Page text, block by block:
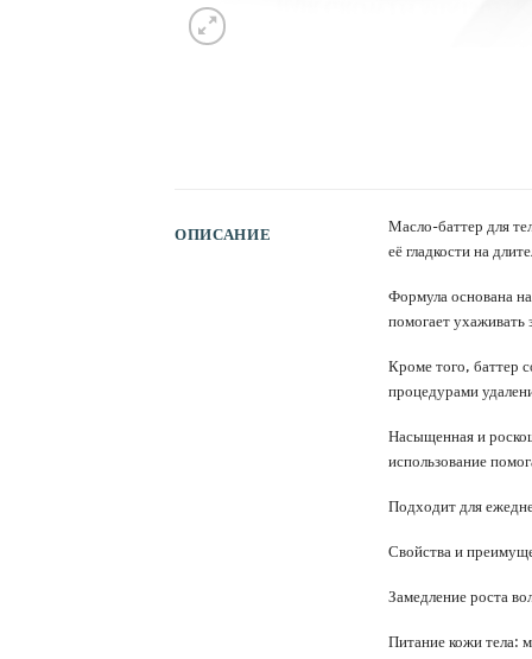
ОПИСАНИЕ
Масло-баттер для
её гладкости на
Формула основана
помогает ухаживать
Кроме того, баттер
процедурами
Насыщенная и
использование
Подходит для
Свойства и
Замедление роста
Питание кожи тела: